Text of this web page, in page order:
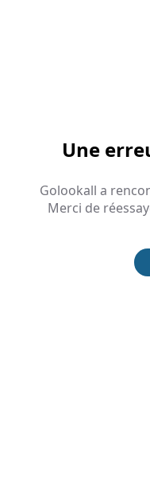
Une
Golookall a
Merci de